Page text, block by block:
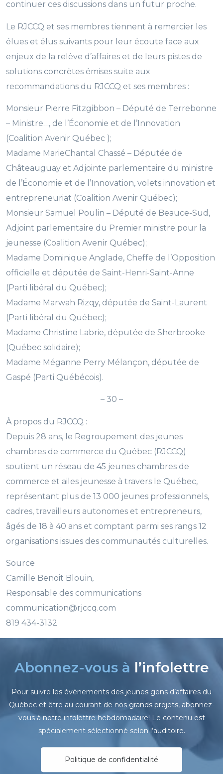
continuer ces discussions dans un futur proche.
Le RJCCQ et ses membres tiennent à remercier les
élues et élus suivants pour leur écoute face aux
enjeux de la relève d’affaires et de leurs pistes de
solutions concrètes émises suite aux
recommandations du RJCCQ et ses membres :
Monsieur Pierre Fitzgibbon – Député de Terrebonne
– Ministre…, de l’Économie et de l’Innovation
(Coalition Avenir Québec );
Madame MarieChantal Chassé – Députée de
Châteauguay et Adjointe parlementaire du ministre
de l’Économie et de l’Innovation, volets innovation et
entrepreneuriat (Coalition Avenir Québec);
Monsieur Samuel Poulin – Député de Beauce-Sud,
Adjoint parlementaire du Premier ministre pour la
jeunesse (Coalition Avenir Québec);
Madame Dominique Anglade, Cheffe de l’Opposition
officielle et députée de Saint-Henri-Saint-Anne
(Parti libéral du Québec);
Madame Marwah Rizqy, députée de Saint-Laurent
(Parti libéral du Québec);
Madame Christine Labrie, députée de Sherbrooke
(Québec solidaire);
Madame Méganne Perry Mélançon, députée de
Gaspé (Parti Québécois).
– 30 –
À propos du RJCCQ :
Depuis 28 ans, le Regroupement des jeunes
chambres de commerce du Québec (RJCCQ)
soutient un réseau de 45 jeunes chambres de
commerce et ailes jeunesse à travers le Québec,
représentant plus de 13 000 jeunes professionnels,
cadres, travailleurs autonomes et entrepreneurs,
âgés de 18 à 40 ans et comptant parmi ses rangs 12
organisations issues des communautés culturelles.
Source
Camille Benoit Blouin,
Responsable des communications
communication@rjccq.com
819 434-3132
Abonnez-vous à l’infolettre
Pour suivre les événements des jeunes gens d’affaires du
Québec et être au courant de nos grands projets, abonnez-
vous à notre infolettre hebdomadaire! Le contenu est
spécialement sélectionné selon l’auditoire.
Politique de confidentialité